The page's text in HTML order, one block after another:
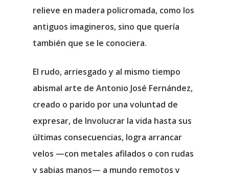
relieve en madera policromada, como los
antiguos imagineros, sino que quería
también que se le conociera.
El rudo, arriesgado y al mismo tiempo
abismal arte de Antonio José Fernández,
creado o parido por una voluntad de
expresar, de Involucrar la vida hasta sus
últimas consecuencias, logra arrancar
velos —con metales afilados o con rudas
y sabias manos— a mundo remotos y